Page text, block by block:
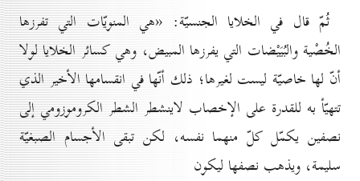
ثُمّ قال في الخلايا الجنسيّة: «هي المنويّات التي تفرزها
الخُصْية والبُيَيْضات التي يفرزها المبيض، وهي كسائر الخلايا لولا
أنّ لها خاصيّة ليست لغيرها؛ ذلك أنّها في انقسامها الأخير الذي
تتهيّأ به للقدرة على الإخصاب لاينشطر الشطر الكروموزومي إلى
نصفين يكمّل كلّ منهما نفسه، لكن تبقى الأجسام الصبغيّة
سليمة، ويذهب نصفها ليكون